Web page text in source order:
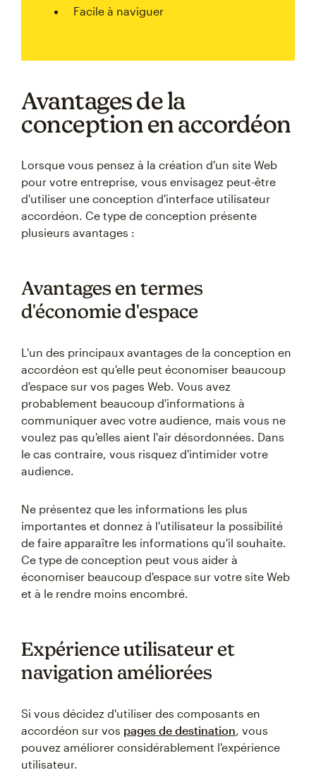
Facile à naviguer
Avantages de la
conception en accordéon
Lorsque vous pensez à la création d'un site Web
pour votre entreprise, vous envisagez peut-être
d'utiliser une conception d'interface utilisateur
accordéon. Ce type de conception présente
plusieurs avantages :
Avantages en termes
d'économie d'espace
L'un des principaux avantages de la conception en
accordéon est qu'elle peut économiser beaucoup
d'espace sur vos pages Web. Vous avez
probablement beaucoup d'informations à
communiquer avec votre audience, mais vous ne
voulez pas qu'elles aient l'air désordonnées. Dans
le cas contraire, vous risquez d'intimider votre
audience.
Ne présentez que les informations les plus
importantes et donnez à l'utilisateur la possibilité
de faire apparaître les informations qu'il souhaite.
Ce type de conception peut vous aider à
économiser beaucoup d'espace sur votre site Web
et à le rendre moins encombré.
Expérience utilisateur et
navigation améliorées
Si vous décidez d'utiliser des composants en
accordéon sur vos pages de destination, vous
pouvez améliorer considérablement l'expérience
utilisateur.